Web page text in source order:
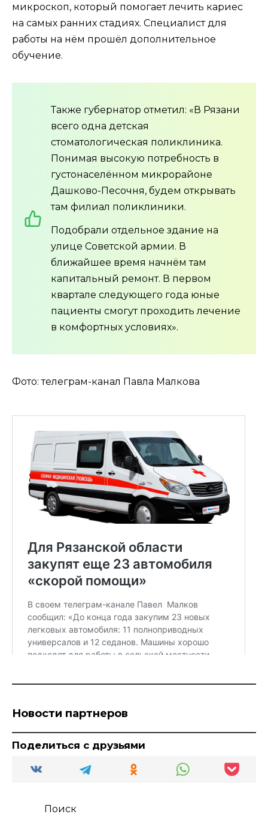
микроскоп, который помогает лечить кариес
на самых ранних стадиях. Специалист для
работы на нём прошёл дополнительное
обучение.
Также губернатор отметил: «В Рязани
всего одна детская
стоматологическая поликлиника.
Понимая высокую потребность в
густонаселённом микрорайоне
Дашково-Песочня, будем открывать
там филиал поликлиники.
Подобрали отдельное здание на
улице Советской армии. В
ближайшее время начнём там
капитальный ремонт. В первом
квартале следующего года юные
пациенты смогут проходить лечение
в комфортных условиях».
Фото: телеграм-канал Павла Малкова
Новости партнеров
Поделиться с друзьями
Поиск